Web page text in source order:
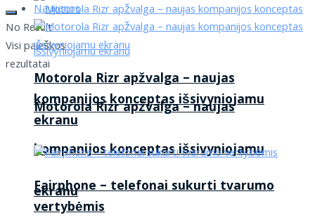
No Result
Visi paieškos
rezultatai
Motorola Rizr apžvalga – naujas
kompanijos konceptas išsivyniojamu
ekranu
Naujienos
Motorola Rizr apžvalga – naujas
kompanijos konceptas išsivyniojamu
ekranu
Fairphone – telefonai sukurti tvarumo
vertybėmis